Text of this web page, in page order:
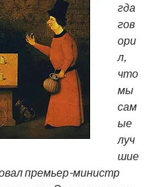
гда
гов
ори
л,
что
мы
сам
ые
луч
шие
премьер-министр